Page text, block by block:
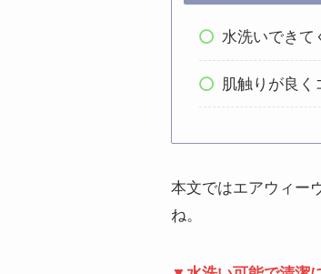
水洗いできて
肌触りが良く
本文ではエアウィー
ね。